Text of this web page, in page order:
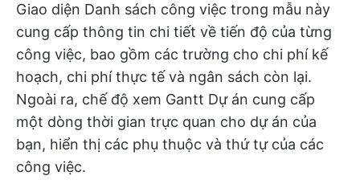
Giao diện Danh sách công việc trong mẫu này
cung cấp thông tin chi tiết về tiến độ của từng
công việc, bao gồm các trường cho chi phí kế
hoạch, chi phí thực tế và ngân sách còn lại.
Ngoài ra, chế độ xem Gantt Dự án cung cấp
một dòng thời gian trực quan cho dự án của
bạn, hiển thị các phụ thuộc và thứ tự của các
công việc.